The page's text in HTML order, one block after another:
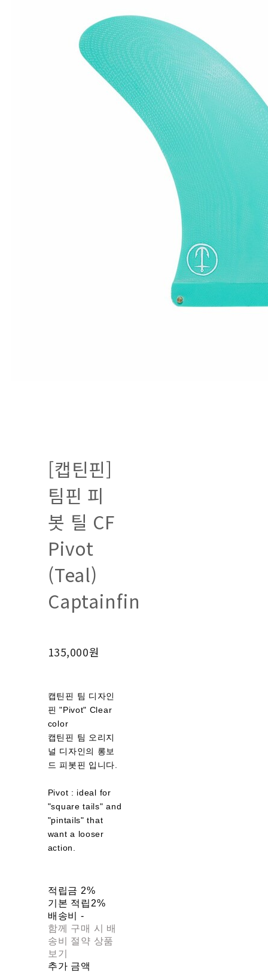
[캡틴핀]
팀핀 피
봇 틸 CF
Pivot
(Teal)
Captainfin
135,000원
캡틴핀 팀 디자인
핀 "Pivot" Clear
color
캡틴핀 팀 오리지
널 디자인의 롱보
드 피봇핀 입니다.
Pivot : ideal for
"square tails" and
"pintails" that
want a looser
action.
적립금 2%
기본 적립 2%
배송비 -
함께 구매 시 배
송비 절약 상품
보기
추가 금액